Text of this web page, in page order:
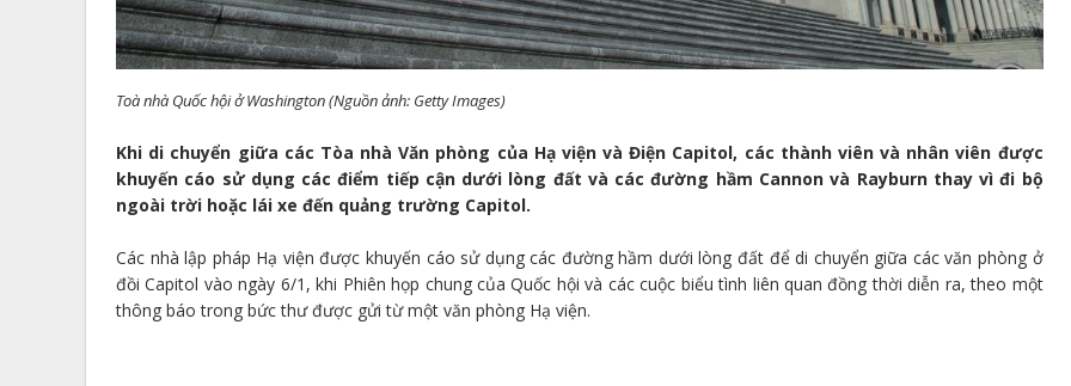
Toà nhà Quốc hội ở Washington (Nguồn ảnh: Getty Images)
Khi di chuyển giữa các Tòa nhà Văn phòng của Hạ viện và Điện Capitol, các thành viên và nhân viên được
khuyến cáo sử dụng các điểm tiếp cận dưới lòng đất và các đường hầm Cannon và Rayburn thay vì đi bộ
ngoài trời hoặc lái xe đến quảng trường Capitol.
Các nhà lập pháp Hạ viện được khuyến cáo sử dụng các đường hầm dưới lòng đất để di chuyển giữa các văn phòng ở
đồi Capitol vào ngày 6/1, khi Phiên họp chung của Quốc hội và các cuộc biểu tình liên quan đồng thời diễn ra, theo một
thông báo trong bức thư được gửi từ một văn phòng Hạ viện.